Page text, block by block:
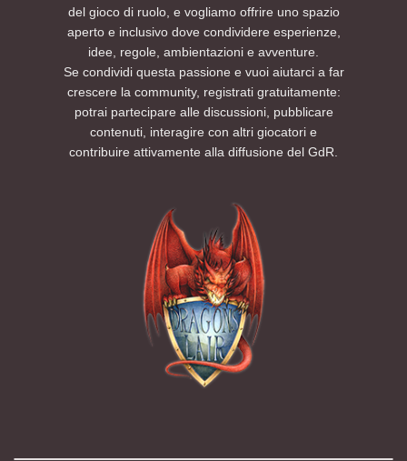
del gioco di ruolo, e vogliamo offrire uno spazio
aperto e inclusivo dove condividere esperienze,
idee, regole, ambientazioni e avventure.
Se condividi questa passione e vuoi aiutarci a far
crescere la community, registrati gratuitamente:
potrai partecipare alle discussioni, pubblicare
contenuti, interagire con altri giocatori e
contribuire attivamente alla diffusione del GdR.